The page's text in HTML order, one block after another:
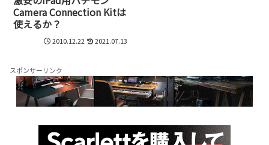
Camera Connection Kitは
使えるか？
2010.12.22 2021.07.13
スポンサーリンク